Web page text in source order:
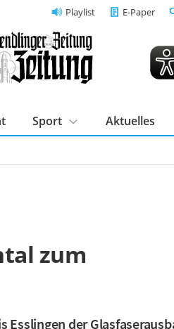
Playlist E-Paper
Sport Aktuelles
zum
Esslingen der